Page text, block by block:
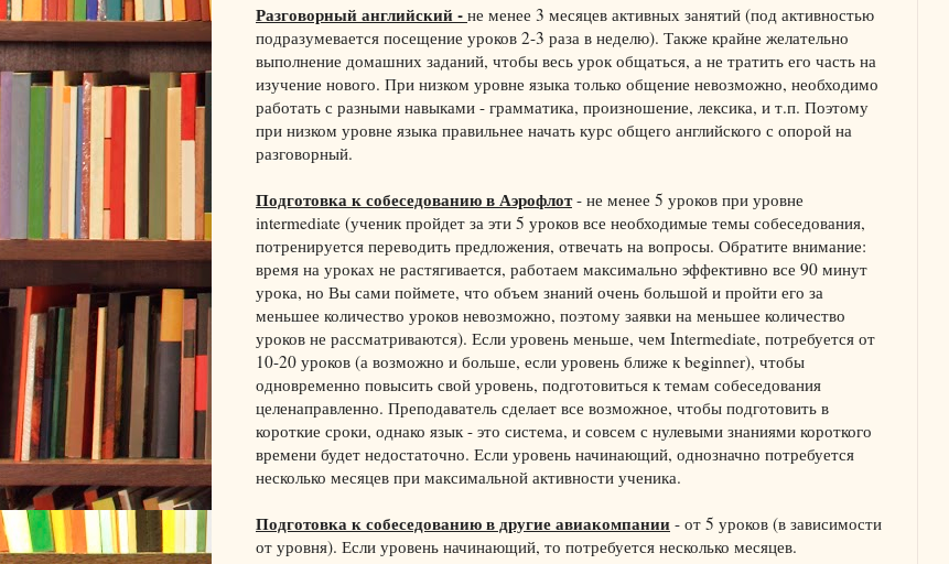
Разговорный английский - не менее 3 месяцев активных занятий (под активностью
подразумевается посещение уроков 2-3 раза в неделю). Также крайне желательно
выполнение домашних заданий, чтобы весь урок общаться, а не тратить его часть на
изучение нового. При низком уровне языка только общение невозможно, необходимо
работать с разными навыками - грамматика, произношение, лексика, и т.п. Поэтому
при низком уровне языка правильнее начать курс общего английского с опорой на
разговорный.
Подготовка к собеседованию в Аэрофлот- не менее 5 уроков при уровне
intermediate (ученик пройдет за эти 5 уроков все необходимые темы собеседования,
потренируется переводить предложения, отвечать на вопросы. Обратите внимание:
время на уроках не растягивается, работаем максимально эффективно все 90 минут
урока, но Вы сами поймете, что объем знаний очень большой и пройти его за
меньшее количество уроков невозможно, поэтому заявки на меньшее количество
уроков не рассматриваются). Если уровень меньше, чем Intermediate, потребуется от
10-20 уроков (а возможно и больше, если уровень ближе к beginner), чтобы
одновременно повысить свой уровень, подготовиться к темам собеседования
целенаправленно. Преподаватель сделает все возможное, чтобы подготовить в
короткие сроки, однако язык - это система, и совсем с нулевыми знаниями короткого
времени будет недостаточно. Если уровень начинающий, однозначно потребуется
несколько месяцев при максимальной активности ученика.
Подготовка к собеседованию в другие авиакомпании - от 5 уроков (в зависимости
от уровня). Если уровень начинающий, то потребуется несколько месяцев.